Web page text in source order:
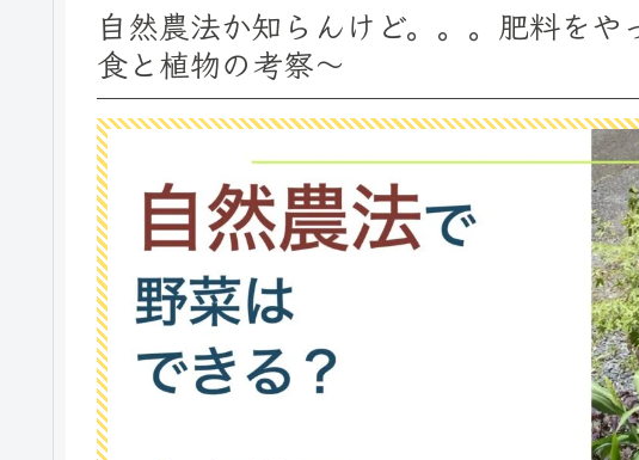
自然農法か知らんけど。。。肥料を
食と植物の考察〜